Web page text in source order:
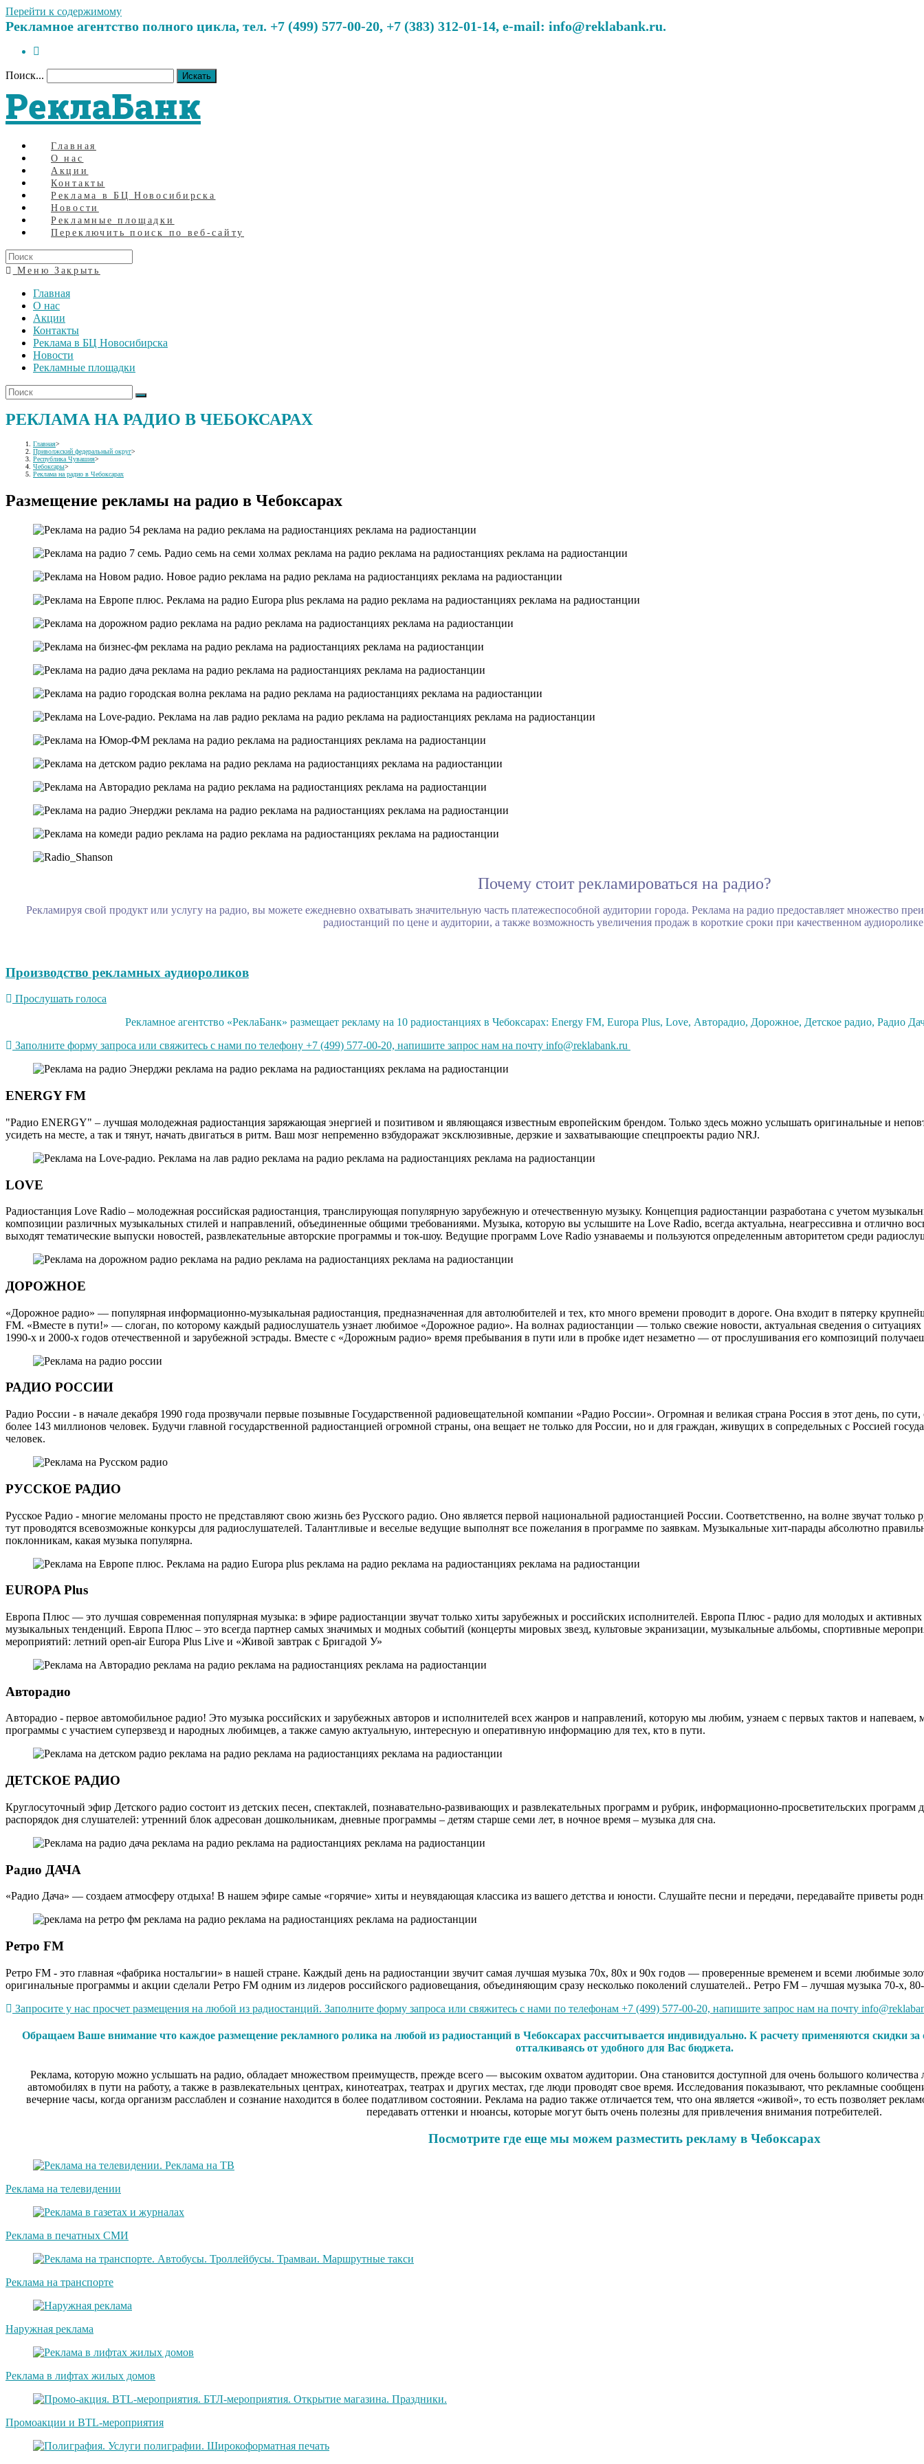
Перейти к содержимому
Рекламное агентство полного цикла, тел. +7 (499) 577-00-20, +7 (383) 312-01-14, e-mail: info@reklabank.ru.
Поиск... Искать
РеклаБанк
Главная
О нас
Акции
Контакты
Реклама в БЦ Новосибирска
Новости
Рекламные площадки
Переключить поиск по веб-сайту
Меню Закрыть
Главная
О нас
Акции
Контакты
Реклама в БЦ Новосибирска
Новости
Рекламные площадки
РЕКЛАМА НА РАДИО В ЧЕБОКСАРАХ
Главная>
Приволжский федеральный округ>
Республика Чувашия>
Чебоксары>
Реклама на радио в Чебоксарах
Размещение рекламы на радио в Чебоксарах
Почему стоит рекламироваться на радио?
Рекламируя свой продукт или услугу на радио, вы можете ежедневно охватывать значительную часть платежеспособной аудитории города. Реклама на радио предоставляет множество
радиостанций по цене и аудитории, а также возможность увеличения продаж в короткие сроки при качественном
Производство рекламных аудиороликов
Прослушать голоса
Рекламное агентство «РеклаБанк» размещает рекламу на 10 радиостанциях в Чебоксарах: Energy FM, Europa Plus, Love, Авторадио, Дорожное, Детское радио, Радио
Заполните форму запроса или свяжитесь с нами по телефону +7 (499) 577-00-20, напишите запрос нам на почту info@reklabank.ru
ENERGY FM
"Радио ENERGY" – лучшая молодежная радиостанция заряжающая энергией и позитивом и являющаяся известным европейским брендом. Только здесь можно услышать оригинальные и
усидеть на месте, а так и тянут, начать двигаться в ритм. Ваш мозг непременно взбудоражат эксклюзивные, дерзкие и захватывающие спецпроекты радио NRJ.
LOVE
Радиостанция Love Radio – молодежная российская радиостанция, транслирующая популярную зарубежную и отечественную музыку. Концепция радиостанции разработана с учетом
композиции различных музыкальных стилей и направлений, объединенные общими требованиями. Музыка, которую вы услышите на Love Radio, всегда актуальна, неагрессивна и отлично
выходят тематические выпуски новостей, развлекательные авторские программы и ток-шоу. Ведущие программ Love Radio узнаваемы и пользуются определенным авторитетом среди
ДОРОЖНОЕ
«Дорожное радио» — популярная информационно-музыкальная радиостанция, предназначенная для автолюбителей и тех, кто много времени проводит в дороге. Она входит в пятерку
FM. «Вместе в пути!» — слоган, по которому каждый радиослушатель узнает любимое «Дорожное радио». На волнах радиостанции — только свежие новости, актуальная сведения о
1990-х и 2000-х годов отечественной и зарубежной эстрады. Вместе с «Дорожным радио» время пребывания в пути или в пробке идет незаметно — от прослушивания его композиций
РАДИО РОССИИ
Радио России - в начале декабря 1990 года прозвучали первые позывные Государственной радиовещательной компании «Радио России». Огромная и великая страна Россия в этот день, по
более 143 миллионов человек. Будучи главной государственной радиостанцией огромной страны, она вещает не только для России, но и для граждан, живущих в сопредельных с Россией
человек.
РУССКОЕ РАДИО
Русское Радио - многие меломаны просто не представляют свою жизнь без Русского радио. Оно является первой национальной радиостанцией России. Соответственно, на волне звучат
тут проводятся всевозможные конкурсы для радиослушателей. Талантливые и веселые ведущие выполнят все пожелания в программе по заявкам. Музыкальные хит-парады абсолютно
поклонникам, какая музыка популярна.
EUROPA Plus
Европа Плюс — это лучшая современная популярная музыка: в эфире радиостанции звучат только хиты зарубежных и российских исполнителей. Европа Плюс - радио для молодых и активных
музыкальных тенденций. Европа Плюс – это всегда партнер самых значимых и модных событий (концерты мировых звезд, культовые экранизации, музыкальные альбомы, спортивные
мероприятий: летний open-air Europa Plus Live и «Живой завтрак с Бригадой У»
Авторадио
Авторадио - первое автомобильное радио! Это музыка российских и зарубежных авторов и исполнителей всех жанров и направлений, которую мы любим, узнаем с первых тактов и
программы с участием суперзвезд и народных любимцев, а также самую актуальную, интересную и оперативную информацию для тех, кто в пути.
ДЕТСКОЕ РАДИО
Круглосуточный эфир Детского радио состоит из детских песен, спектаклей, познавательно-развивающих и развлекательных программ и рубрик, информационно-просветительских программ
распорядок дня слушателей: утренний блок адресован дошкольникам, дневные программы – детям старше семи лет, в ночное время – музыка для сна.
Радио ДАЧА
«Радио Дача» — создаем атмосферу отдыха! В нашем эфире самые «горячие» хиты и неувядающая классика из вашего детства и юности. Слушайте песни и передачи, передавайте приветы
Ретро FM
Ретро FM - это главная «фабрика ностальгии» в нашей стране. Каждый день на радиостанции звучит самая лучшая музыка 70х, 80х и 90х годов — проверенные временем и всеми любимые
оригинальные программы и акции сделали Ретро FM одним из лидеров российского радиовещания, объединяющим сразу несколько поколений слушателей.. Ретро FM – лучшая музыка 70-х,
Запросите у нас просчет размещения на любой из радиостанций. Заполните форму запроса или свяжитесь с нами по телефонам +7 (499) 577-00-20, напишите запрос нам на почту
Обращаем Ваше внимание что каждое размещение рекламного ролика на любой из радиостанций в Чебоксарах рассчитывается индивидуально. К расчету применяются скидки
отталкиваясь от удобного для Вас бюджета.
Реклама, которую можно услышать на радио, обладает множеством преимуществ, прежде всего — высоким охватом аудитории. Она становится доступной для очень большого
автомобилях в пути на работу, а также в развлекательных центрах, кинотеатрах, театрах и других местах, где люди проводят свое время. Исследования показывают, что рекламные
вечерние часы, когда организм расслаблен и сознание находится в более податливом состоянии. Реклама на радио также отличается тем, что она является «живой», то есть позволяет
передавать оттенки и нюансы, которые могут быть очень полезны для привлечения внимания потребителей.
Посмотрите где еще мы можем разместить рекламу в Чебоксарах
Реклама на телевидении
Реклама в печатных СМИ
Реклама на транспорте
Наружная реклама
Реклама в лифтах жилых домов
Промоакции и BTL-мероприятия